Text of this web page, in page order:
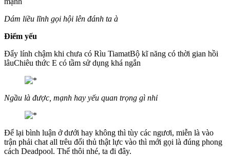
Dám liều lĩnh gọi hội lên đánh ta à
Điểm yếu
Đẩy lính chậm khi chưa có Rìu TiamatBộ kĩ năng có thời gian hồi
lâuChiêu thức E có tầm sử dụng khá ngắn
Ngầu là được, mạnh hay yếu quan trọng gì nhỉ
Để lại bình luận ở dưới hay không thì tùy các ngươi, miễn là vào
trận phải chat all trêu đối thủ thật lực vào thì mới gọi là đúng phong
cách Deadpool. Thế thôi nhé, ta đi đây.